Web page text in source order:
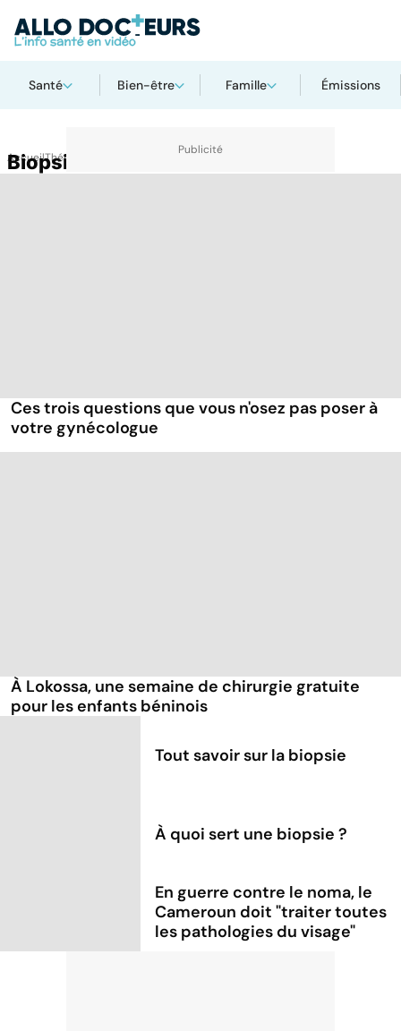
Santé Bien-être Famille Émissions
AccueilThématiques
Biopsie
Ces trois questions que vous n'osez pas poser à
votre gynécologue
À Lokossa, une semaine de chirurgie gratuite
pour les enfants béninois
Tout savoir sur la biopsie
À quoi sert une biopsie ?
En guerre contre le noma, le
Cameroun doit "traiter toutes
les pathologies du visage"